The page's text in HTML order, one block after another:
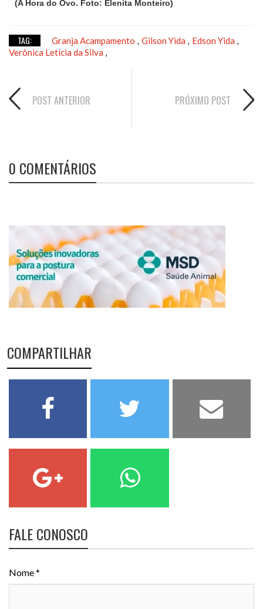
(A Hora do Ovo. Foto: Elenita Monteiro)
TAG: Granja Acampamento , Gilson Yida , Edson Yida ,
Verônica Letícia da Silva ,
POST ANTERIOR PRÓXIMO POST
0 COMENTÁRIOS
COMPARTILHAR
FALE CONOSCO
Nome *